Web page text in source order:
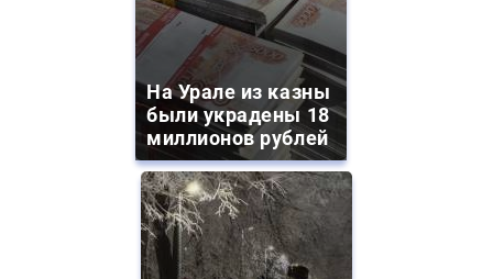
На Урале из казны
были украдены 18
миллионов рублей